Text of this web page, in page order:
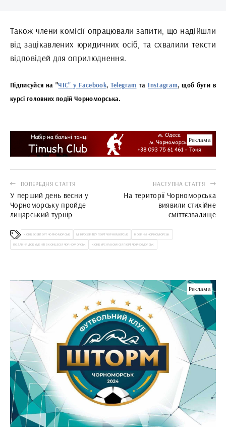
Також члени комісії опрацювали запити, що надійшли
від зацікавлених юридичних осіб, та схвалили тексти
відповідей для оприлюднення.
Підписуйся на "ЧІС" у Facebook, Telegram та Instagram, щоб бути в
курсі головних подій Чорноморська.
Реклама
ПОПЕРЕДНЯ СТАТТЯ
У перший день весни у
Чорноморську пройде
лицарський турнір
НАСТУПНА СТАТТЯ
На території Чорноморська
виявили стихійне
сміттєзвалище
КОНЦЕСІЯ ПОРТ ЧОРНОМОРСЬК МІНРОЗВИТКУ ПОРТ ЧОРНОМОРСЬК НОВИНИ ЧОРНОМОРСЬК
ПОДАННЯ ДОКУМЕНТІВ КОНЦЕСІЯ ЧОРНОМОРСЬК КОНКУРСНА КОМІСІЯ ПОРТ ЧОРНОМОРСЬК
Реклама